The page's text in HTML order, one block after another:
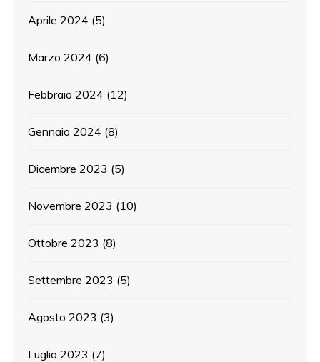
Aprile 2024 (5)
Marzo 2024 (6)
Febbraio 2024 (12)
Gennaio 2024 (8)
Dicembre 2023 (5)
Novembre 2023 (10)
Ottobre 2023 (8)
Settembre 2023 (5)
Agosto 2023 (3)
Luglio 2023 (7)